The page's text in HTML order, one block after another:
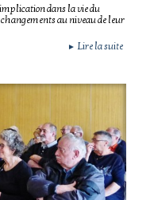
dans la vie du
au niveau de leur
► Lire la suite